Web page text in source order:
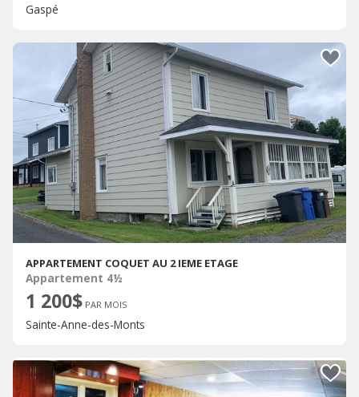
Gaspé
APPARTEMENT COQUET AU 2 IEME ETAGE
Appartement 4½
1 200$ PAR MOIS
Sainte-Anne-des-Monts